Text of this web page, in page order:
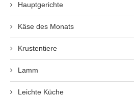
Hauptgerichte
Käse des Monats
Krustentiere
Lamm
Leichte Küche